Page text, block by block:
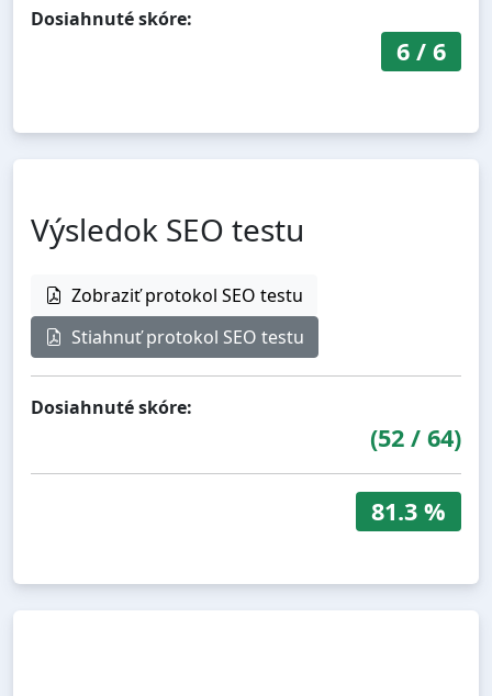
Dosiahnuté skóre:
6/ 6
Výsledok SEO testu
Zobraziť protokol SEO testu
Stiahnuť protokol SEO testu
Dosiahnuté skóre:
(52 / 64)
81.3 %